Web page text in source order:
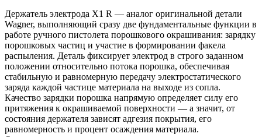
Держатель электрода Х1 R — аналог оригинальной детали
Wagner, выполняющий сразу две фундаментальные функции в
работе ручного пистолета порошкового окрашивания: зарядку
порошковых частиц и участие в формировании факела
распыления. Деталь фиксирует электрод в строго заданном
положении относительно потока порошка, обеспечивая
стабильную и равномерную передачу электростатического
заряда каждой частице материала на выходе из сопла.
Качество зарядки порошка напрямую определяет силу его
притяжения к окрашиваемой поверхности — а значит, от
состояния держателя зависят адгезия покрытия, его
равномерность и процент осаждения материала.